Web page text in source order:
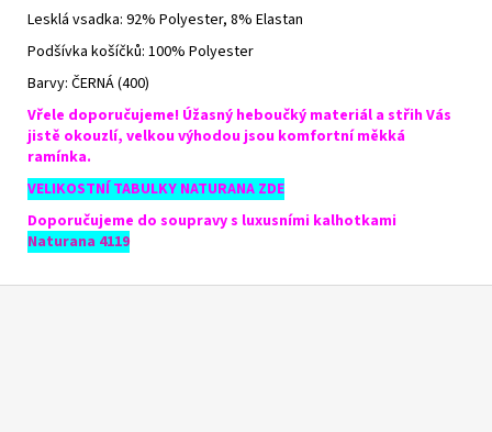
Lesklá vsadka: 92% Polyester, 8% Elastan
Podšívka košíčků: 100% Polyester
Barvy: ČERNÁ (400)
Vřele doporučujeme! Úžasný heboučký materiál a střih Vás
jistě okouzlí, velkou výhodou jsou komfortní měkká
ramínka.
VELIKOSTNÍ TABULKY NATURANA ZDE
Doporučujeme do soupravy s luxusními kalhotkami
Naturana 4119